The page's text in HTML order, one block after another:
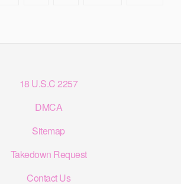
18 U.S.C 2257
DMCA
Sitemap
Takedown Request
Contact Us